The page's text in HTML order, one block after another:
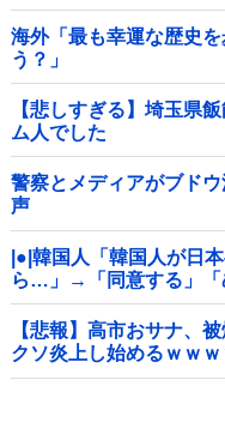
海外「最も幸運な歴史
う？」
【悲しすぎる】埼玉県
ム人でした
警察とメディアがブド
声
|●|韓国人「韓国人が日
ら…」→「同意する」「
＝韓国の反応
【悲報】高市おサナ、
クソ炎上し始めるｗｗ